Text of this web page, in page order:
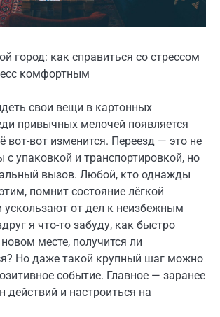
город: как справиться со стрессом
комфортным
свои вещи в картонных
привычных мелочей появляется
вот-вот изменится. Переезд — это не
с упаковкой и транспортировкой, но
вызов. Любой, кто однажды
помнит состояние лёгкой
ускользают от дел к неизбежным
я что-то забуду, как быстро
месте, получится ли
Но даже такой крупный шаг можно
событие. Главное — заранее
действий и настроиться на